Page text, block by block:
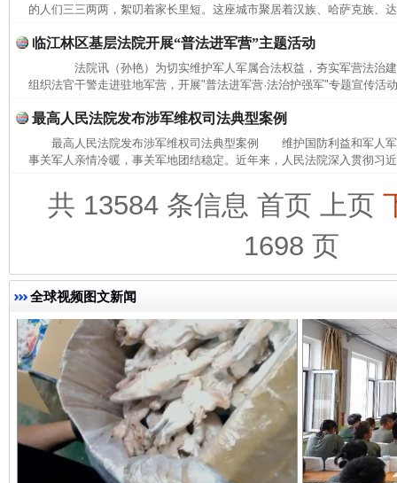
的人们三三两两，絮叨着家长里短。这座城市聚居着汉族、哈萨克族、
临江林区基层法院开展“普法进军营”主题活动
法院讯（孙艳）为切实维护军人军属合法权益，夯实军营法治
组织法官干警走进驻地军营，开展"普法进军营·法治护强军"专题宣传活
最高人民法院发布涉军维权司法典型案例
最高人民法院发布涉军维权司法典型案例 维护国防利益和军人军
事关军人亲情冷暖，事关军地团结稳定。近年来，人民法院深入贯彻习
共 13584 条信息 首页 上页
1698 页
全球视频图文新闻
东山县通报“牛蛙产品抗生素超标问题” 法